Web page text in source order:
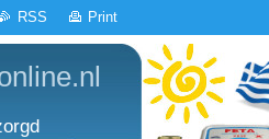
RSS Print